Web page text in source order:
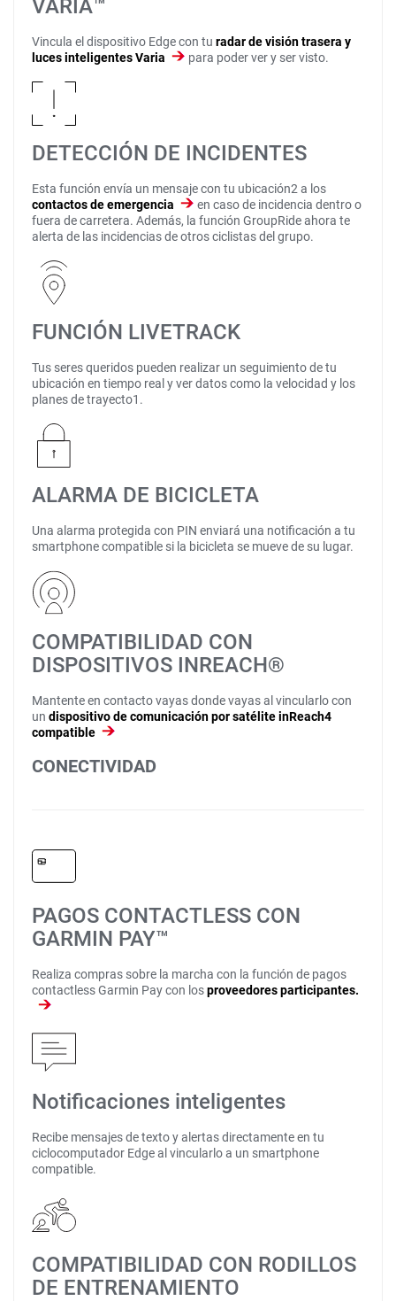
VARIA™
Vincula el dispositivo Edge con tu radar de visión trasera y
luces inteligentes Varia
para poder ver y ser visto.
DETECCIÓN DE INCIDENTES
Esta función envía un mensaje con tu ubicación2 a los
contactos de emergencia
en caso de incidencia dentro o
fuera de carretera. Además, la función GroupRide ahora te
alerta de las incidencias de otros ciclistas del grupo.
FUNCIÓN LIVETRACK
Tus seres queridos pueden realizar un seguimiento de tu
ubicación en tiempo real y ver datos como la velocidad y los
planes de trayecto1.
ALARMA DE BICICLETA
Una alarma protegida con PIN enviará una notificación a tu
smartphone compatible si la bicicleta se mueve de su lugar.
COMPATIBILIDAD CON
DISPOSITIVOS INREACH®
Mantente en contacto vayas donde vayas al vincularlo con
un dispositivo de comunicación por satélite inReach4
compatible
CONECTIVIDAD
PAGOS CONTACTLESS CON
GARMIN PAY™
Realiza compras sobre la marcha con la función de pagos
contactless Garmin Pay con losproveedores participantes.
Notificaciones inteligentes
Recibe mensajes de texto y alertas directamente en tu
ciclocomputador Edge al vincularlo a un smartphone
compatible.
COMPATIBILIDAD CON RODILLOS
DE ENTRENAMIENTO